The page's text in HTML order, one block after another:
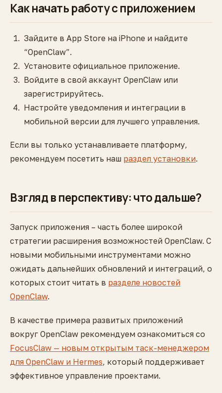
Как начать работу с приложением
Зайдите в App Store на iPhone и найдите
“OpenClaw”.
Установите официальное приложение.
Войдите в свой аккаунт OpenClaw или
зарегистрируйтесь.
Настройте уведомления и интеграции в
мобильной версии для лучшего управления.
Если вы только устанавливаете платформу,
рекомендуем посетить наш раздел установки.
Взгляд в перспективу: что дальше?
Запуск приложения – часть более широкой
стратегии расширения возможностей OpenClaw. С
новыми мобильными инструментами можно
ожидать дальнейших обновлений и интеграций, о
которых стоит читать в разделе новостей
OpenClaw.
В качестве примера развитых приложений
вокруг OpenClaw рекомендуем ознакомиться со
FocusClaw — новым открытым таск-менеджером
для OpenClaw и Hermes, который поддерживает
эффективное управление проектами.